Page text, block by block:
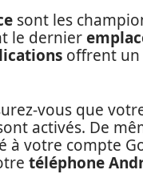
sont les
le dernier
offrent un
vous que
activés. De
à votre compte
téléphone